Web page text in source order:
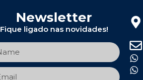
Newsletter
Fique ligado nas novidades!